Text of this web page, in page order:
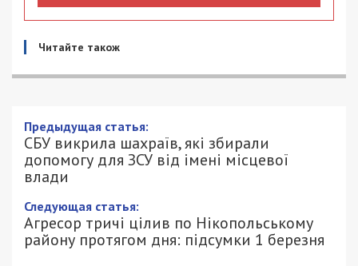
Читайте також
СБУ викрила шахраїв, які збирали
допомогу для ЗСУ від імені місцевої
влади
1/03/2023 - 16:45
ПЕТРО ЩУКІН - СПЕЦИАЛЬНО ДЛЯ
49000.COM.UA
964